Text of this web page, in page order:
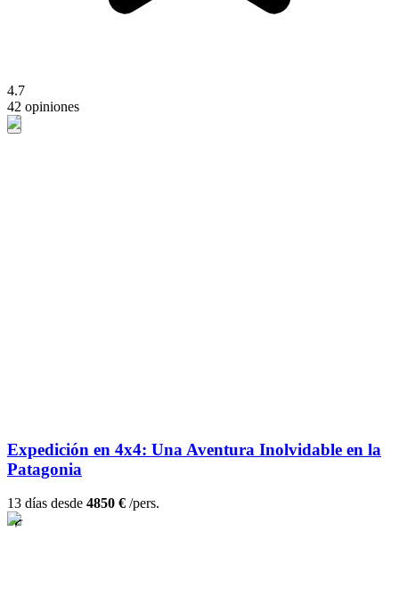
4.7
42 opiniones
Expedición en 4x4: Una Aventura Inolvidable en la
Patagonia
13 días desde 4850 € /pers.